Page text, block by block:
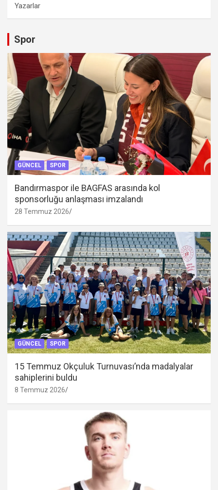
Yazarlar
Spor
GÜNCEL SPOR
Bandırmaspor ile BAGFAS arasında kol
sponsorluğu anlaşması imzalandı
28 Temmuz 2026
GÜNCEL SPOR
15 Temmuz Okçuluk Turnuvası’nda madalyalar
sahiplerini buldu
8 Temmuz 2026